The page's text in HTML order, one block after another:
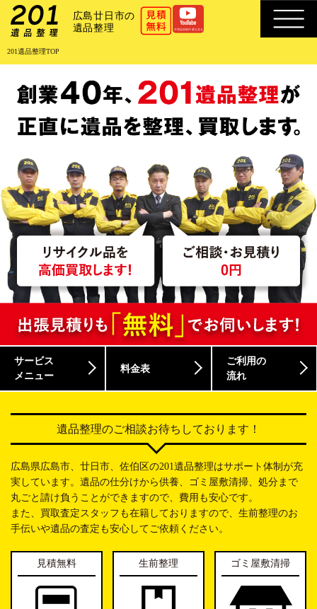
201遺品整理TOP
サービス
メニュー
料金表
ご利用の
流れ
遺品整理のご相談お待ちしております！
広島県広島市、廿日市、佐伯区の201遺品整理はサポート体制が充
実しています。遺品の仕分けから供養、ゴミ屋敷清掃、処分まで
丸ごと請け負うことができますので、費用も安心です。
また、買取査定スタッフも在籍しておりますので、生前整理のお
手伝いや遺品の査定も安心してご依頼ください。
見積無料 生前整理 ゴミ屋敷清掃